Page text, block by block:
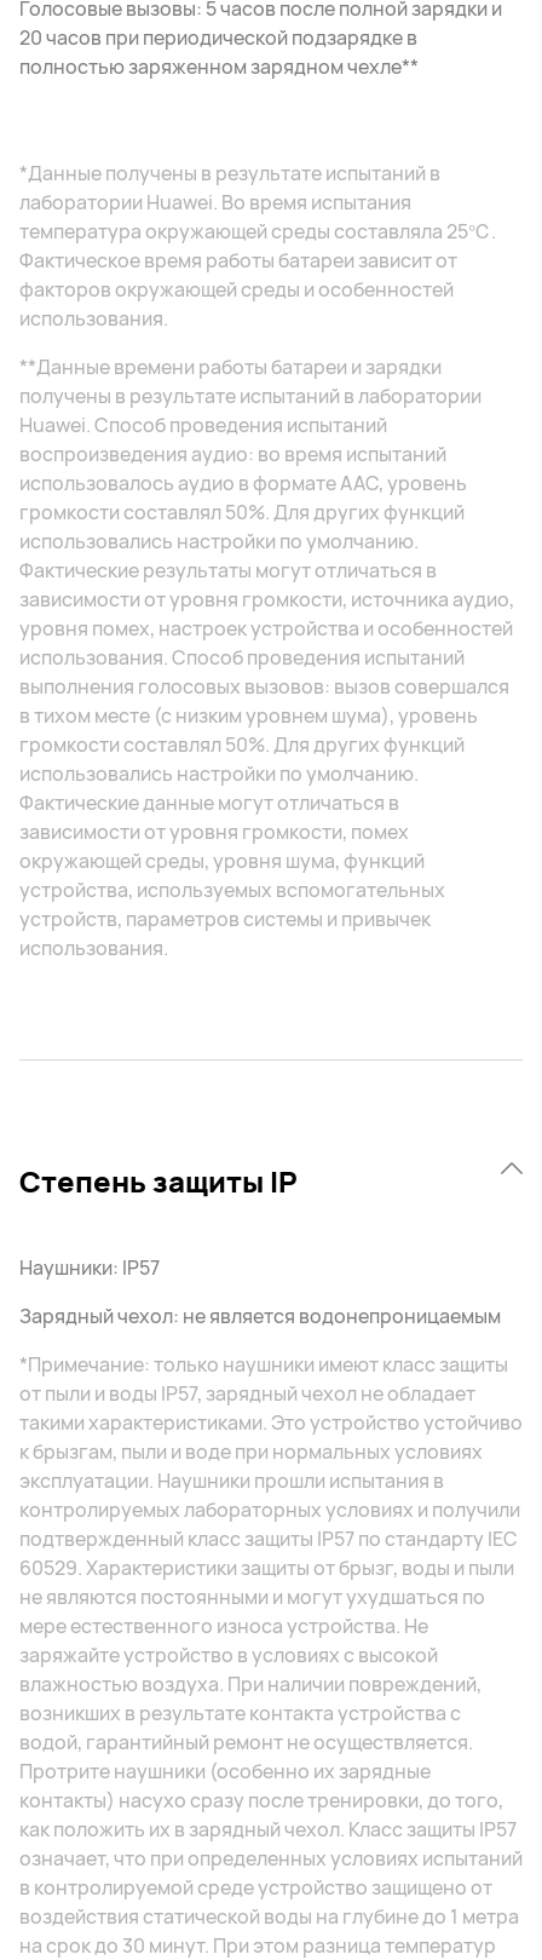
Голосовые вызовы: 5 часов после полной зарядки и
20 часов при периодической подзарядке в
полностью заряженном зарядном чехле**
*Данные получены в результате испытаний в
лаборатории Huawei. Во время испытания
температура окружающей среды составляла 25℃.
Фактическое время работы батареи зависит от
факторов окружающей среды и особенностей
использования.
**Данные времени работы батареи и зарядки
получены в результате испытаний в лаборатории
Huawei. Способ проведения испытаний
воспроизведения аудио: во время испытаний
использовалось аудио в формате AAC, уровень
громкости составлял 50%. Для других функций
использовались настройки по умолчанию.
Фактические результаты могут отличаться в
зависимости от уровня громкости, источника аудио,
уровня помех, настроек устройства и особенностей
использования. Способ проведения испытаний
выполнения голосовых вызовов: вызов совершался
в тихом месте (с низким уровнем шума), уровень
громкости составлял 50%. Для других функций
использовались настройки по умолчанию.
Фактические данные могут отличаться в
зависимости от уровня громкости, помех
окружающей среды, уровня шума, функций
устройства, используемых вспомогательных
устройств, параметров системы и привычек
использования.
Степень защиты IP
Наушники: IP57
Зарядный чехол: не является водонепроницаемым
*Примечание: только наушники имеют класс защиты
от пыли и воды IP57, зарядный чехол не обладает
такими характеристиками. Это устройство устойчиво
к брызгам, пыли и воде при нормальных условиях
эксплуатации. Наушники прошли испытания в
контролируемых лабораторных условиях и получили
подтвержденный класс защиты IP57 по стандарту IEC
60529. Характеристики защиты от брызг, воды и пыли
не являются постоянными и могут ухудшаться по
мере естественного износа устройства. Не
заряжайте устройство в условиях с высокой
влажностью воздуха. При наличии повреждений,
возникших в результате контакта устройства с
водой, гарантийный ремонт не осуществляется.
Протрите наушники (особенно их зарядные
контакты) насухо сразу после тренировки, до того,
как положить их в зарядный чехол. Класс защиты IP57
означает, что при определенных условиях испытаний
в контролируемой среде устройство защищено от
воздействия статической воды на глубине до 1 метра
на срок до 30 минут. При этом разница температур